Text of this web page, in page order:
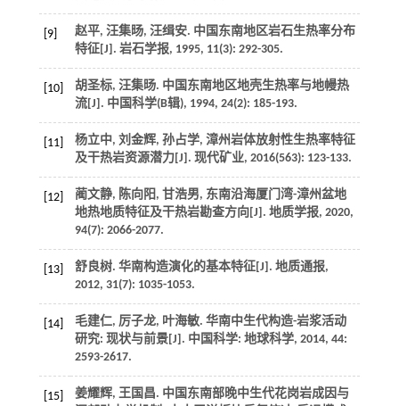
[9]
赵平, 汪集旸, 汪缉安. 中国东南地区岩石生热率分布
特征[J]. 岩石学报, 1995, 11(3): 292-305.
[10]
胡圣标, 汪集旸. 中国东南地区地壳生热率与地幔热
流[J]. 中国科学(B辑), 1994, 24(2): 185-193.
[11]
杨立中, 刘金辉, 孙占学, 漳州岩体放射性生热率特征
及干热岩资源潜力[J]. 现代矿业, 2016(563): 123-133.
[12]
蔺文静, 陈向阳, 甘浩男, 东南沿海厦门湾-漳州盆地
地热地质特征及干热岩勘查方向[J]. 地质学报, 2020,
94(7): 2066-2077.
[13] 舒良树. 华南构造演化的基本特征[J]. 地质通报,
2012, 31(7): 1035-1053.
[14]
毛建仁, 厉子龙, 叶海敏. 华南中生代构造-岩浆活动
研究: 现状与前景[J]. 中国科学: 地球科学, 2014, 44:
2593-2617.
[15]
姜耀辉, 王国昌. 中国东南部晚中生代花岗岩成因与